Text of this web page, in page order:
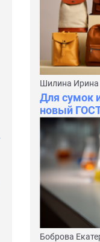
Шилина Ирина
Для сумок
новый
Боброва